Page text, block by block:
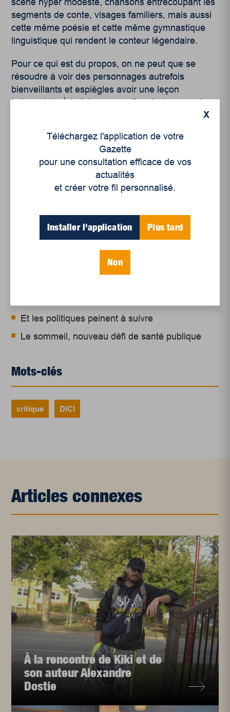
scène hyper modeste, chansons entrecoupant les
segments de conte, visages familiers, mais aussi
cette même poésie et cette même gymnastique
linguistique qui rendent le conteur légendaire.
Pour ce qui est du propos, on ne peut que se
résoudre à voir des personnages autrefois
bienveillants et espiègles avoir une leçon
irrévocable. À la fois au sens figuré et propre, le
Un siècle de Mauriciennes dans la presse
Et les politiques peinent à suivre
Le sommeil, nouveau défi de santé publique
Mots-clés
critique DICI
Articles connexes
À la rencontre de Kiki et de
son auteur Alexandre
Dostie
X
Téléchargez l'application de votre
Gazette
pour une consultation efficace de vos
actualités
et créer votre fil personnalisé.
Installer l'application Plus tard
Non